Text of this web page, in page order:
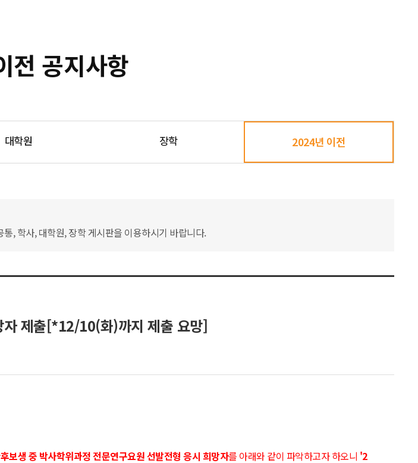
전 공지사항
대학원 장학 2024년 이전
, 학사, 대학원, 장학 게시판을 이용하시기 바랍니다.
자 제출[*12/10(화)까지 제출 요망]
보생 중 박사학위과정 전문연구요원 선발전형 응시 희망자를 아래와 같이 파악하고자 하오니 '2